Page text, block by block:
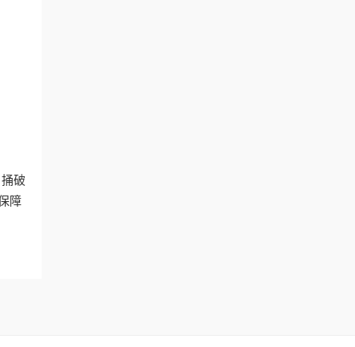
破
障